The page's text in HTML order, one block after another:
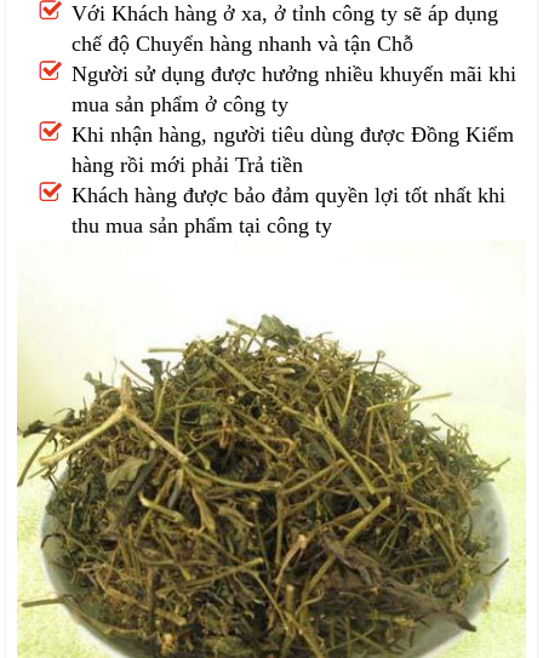
Với Khách hàng ở xa, ở tỉnh công ty sẽ áp dụng
chế độ Chuyển hàng nhanh và tận Chỗ
Người sử dụng được hưởng nhiều khuyến mãi khi
mua sản phẩm ở công ty
Khi nhận hàng, người tiêu dùng được Đồng Kiểm
hàng rồi mới phải Trả tiền
Khách hàng được bảo đảm quyền lợi tốt nhất khi
thu mua sản phẩm tại công ty